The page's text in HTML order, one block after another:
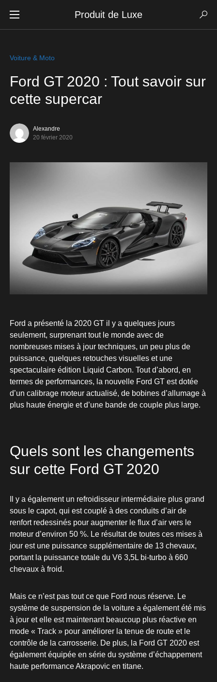
Produit de Luxe
Voiture & Moto
Ford GT 2020 : Tout savoir sur
cette supercar
Alexandre
20 février 2020
Ford a présenté la 2020 GT il y a quelques jours
seulement, surprenant tout le monde avec de
nombreuses mises à jour techniques, un peu plus de
puissance, quelques retouches visuelles et une
spectaculaire édition Liquid Carbon. Tout d’abord, en
termes de performances, la nouvelle Ford GT est dotée
d’un calibrage moteur actualisé, de bobines d’allumage à
plus haute énergie et d’une bande de couple plus large.
Quels sont les changements
sur cette Ford GT 2020
Il y a également un refroidisseur intermédiaire plus grand
sous le capot, qui est couplé à des conduits d’air de
renfort redessinés pour augmenter le flux d’air vers le
moteur d’environ 50 %. Le résultat de toutes ces mises à
jour est une puissance supplémentaire de 13 chevaux,
portant la puissance totale du V6 3,5L bi-turbo à 660
chevaux à froid.
Mais ce n’est pas tout ce que Ford nous réserve. Le
système de suspension de la voiture a également été mis
à jour et elle est maintenant beaucoup plus réactive en
mode « Track » pour améliorer la tenue de route et le
contrôle de la carrosserie. De plus, la Ford GT 2020 est
également équipée en série du système d’échappement
haute performance Akrapovic en titane.